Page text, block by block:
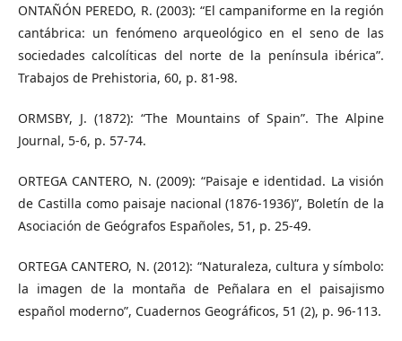
ONTAÑÓN PEREDO, R. (2003): “El campaniforme en la región
cantábrica: un fenómeno arqueológico en el seno de las
sociedades calcolíticas del norte de la península ibérica”.
Trabajos de Prehistoria, 60, p. 81-98.
ORMSBY, J. (1872): “The Mountains of Spain”. The Alpine
Journal, 5-6, p. 57-74.
ORTEGA CANTERO, N. (2009): “Paisaje e identidad. La visión
de Castilla como paisaje nacional (1876-1936)”, Boletín de la
Asociación de Geógrafos Españoles, 51, p. 25-49.
ORTEGA CANTERO, N. (2012): “Naturaleza, cultura y símbolo:
la imagen de la montaña de Peñalara en el paisajismo
español moderno”, Cuadernos Geográficos, 51 (2), p. 96-113.